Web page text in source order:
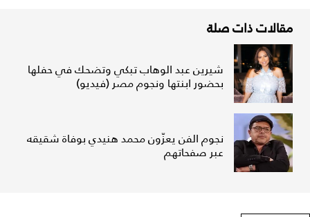
مقالات ذات صلة
شيرين عبد الوهاب تبكي وتضحك في حفلها
بحضور ابنتها ونجوم مصر (فيديو)
نجوم الفن يعزّون محمد هنيدي بوفاة شقيقه
عبر صفحاتهم